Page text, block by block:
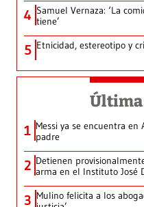
4 Samuel Vernaza: ‘La
tiene’
5 Etnicidad, estereotipo y
1 Messi ya se encuentra
padre
2 Detienen
arma en el Instituto José
3 Mulino felicita a los